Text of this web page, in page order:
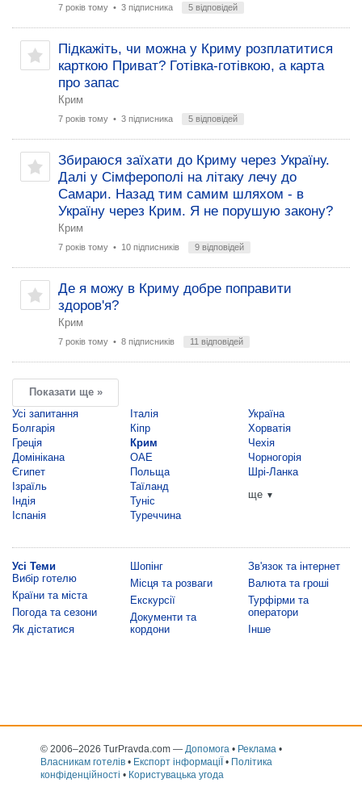
7 років тому • 3 підписника 5 відповідей
Підкажіть, чи можна у Криму розплатитися
карткою Приват? Готівка-готівкою, а карта
про запас
Крим
7 років тому • 3 підписника 5 відповідей
Збираюся заїхати до Криму через Україну.
Далі у Сімферополі на літаку лечу до
Самари. Назад тим самим шляхом - в
Україну через Крим. Я не порушую закону?
Крим
7 років тому • 10 підписників 9 відповідей
Де я можу в Криму добре поправити
здоров'я?
Крим
7 років тому • 8 підписників 11 відповідей
Показати ще »
Усі запитання
Болгарія
Греція
Домінікана
Єгипет
Ізраїль
Індія
Іспанія
Італія
Кіпр
Крим
ОАЕ
Польща
Таїланд
Туніс
Туреччина
Україна
Хорватія
Чехія
Чорногорія
Шрі-Ланка
ще ▼
Усі Теми
Вибір готелю
Країни та міста
Погода та сезони
Як дістатися
Шопінг
Місця та розваги
Екскурсії
Документи та
кордони
Зв'язок та інтернет
Валюта та гроші
Турфірми та
оператори
Інше
© 2006–2026 TurPravda.com — Допомога • Реклама •
Власникам готелів • Експорт інформаціЇ • Політика
конфіденційності • Користувацька угода